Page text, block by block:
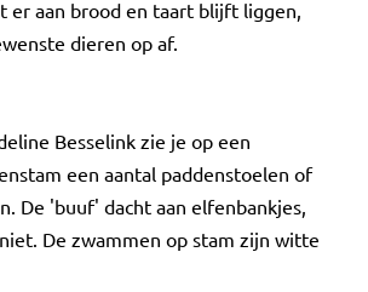
er aan brood en taart blijft liggen,
dieren op af.
Besselink zie je op een
een aantal paddenstoelen of
De 'buuf' dacht aan elfenbankjes,
De zwammen op stam zijn witte